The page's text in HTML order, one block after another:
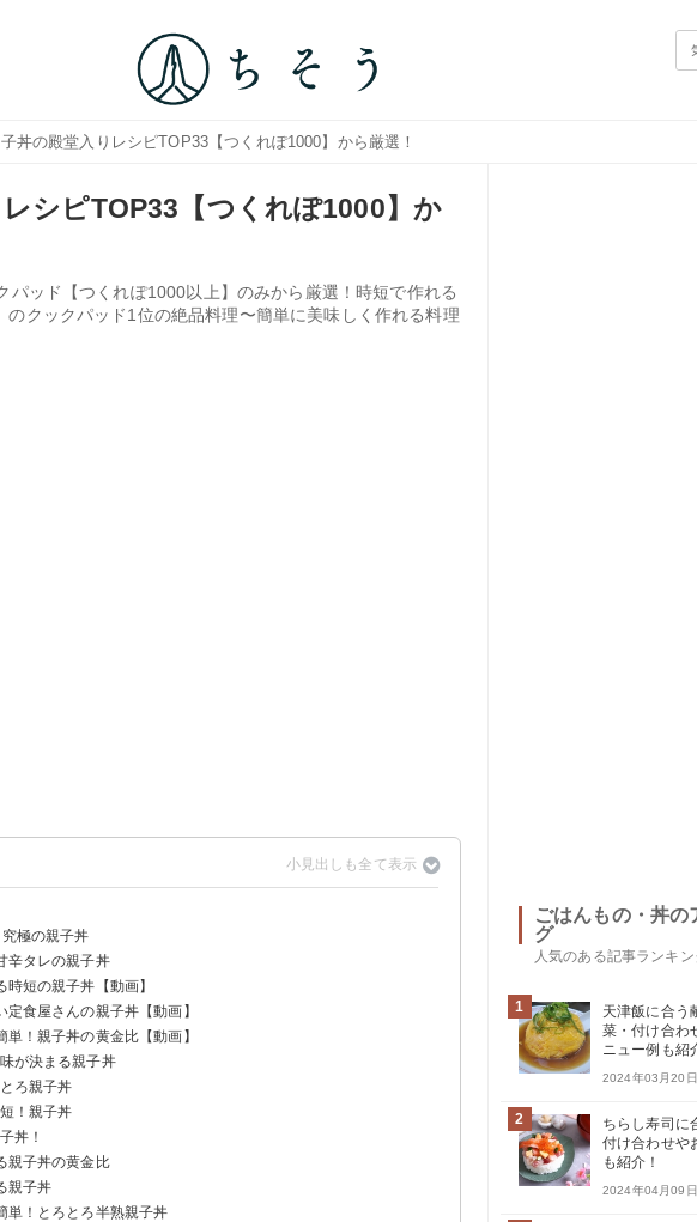
丼の殿堂入りレシピTOP33【つくれぽ1000】から厳選！
シピTOP33【つくれぽ1000】か
ッド【つくれぽ1000以上】のみから厳選！時短で作れる
クックパッド1位の絶品料理〜簡単に美味しく作れる料理
極の親子丼
辛タレの親子丼
短の親子丼【動画】
食屋さんの親子丼【動画】
！親子丼の黄金比【動画】
が決まる親子丼
ろ親子丼
！親子丼
丼！
親子丼の黄金比
親子丼
単！とろとろ半熟親子丼
ごはんもの・丼の
グ
人気のある記事ランキ
1
天津飯に合う
菜・付け合わ
ニュー例も紹
2024年03月20日
2
ちらし寿司に
付け合わせや
も紹介！
2024年04月09日